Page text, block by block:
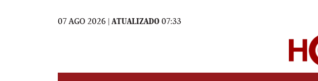
07 AGO 2026 | ATUALIZADO 07:33